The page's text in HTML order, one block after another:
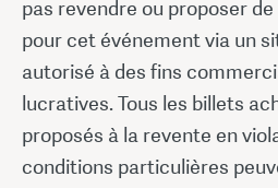
pas revendre ou proposer
pour cet événement via un
autorisé à des fins
lucratives. Tous les billets
proposés à la revente en
conditions particulières